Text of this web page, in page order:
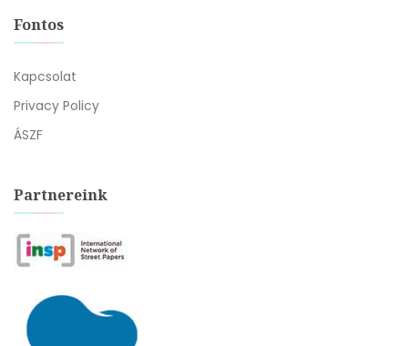
Fontos
Kapcsolat
Privacy Policy
ÁSZF
Partnereink